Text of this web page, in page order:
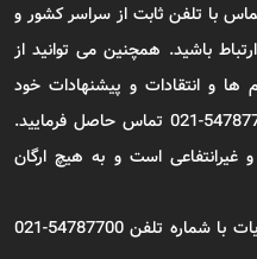
با شماره تلفن 9099075305 ( تماس با تلفن ثابت از سراسر کشور و
ریال ) در ارتباط باشید. همچنین می توانید از
ها و انتقادات و پیشنهادات خود
استفاده نموده و یا با شماره تلفن 54787700-021 تماس حاصل فرمایید.
است و به هیچ ارگان
جهت ارائه انتقادات، پیشنهادات و شکایات با شماره تلفن 54787700-021